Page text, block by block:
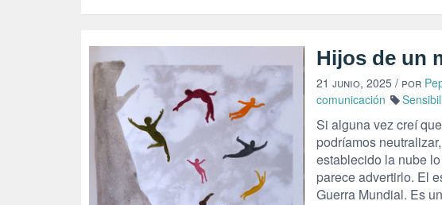
Hijos de un
21 junio, 2025 / por
comunicación
Si alguna vez creí
podríamos
establecido la nube
parece advertirlo. El
Guerra Mundial. Es